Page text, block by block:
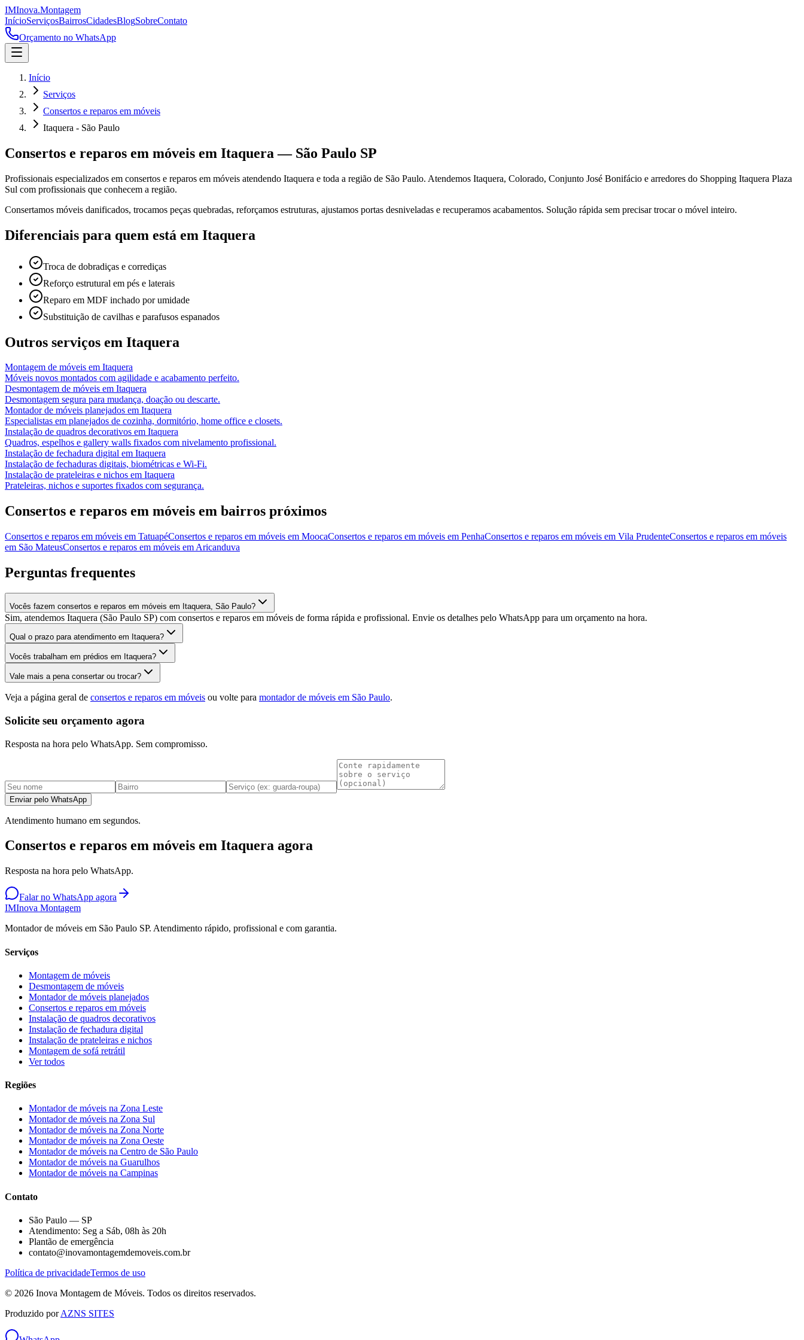
IMInova.Montagem
InícioServiçosBairrosCidadesBlogSobreContato
Orçamento no WhatsApp
Início
Serviços
Consertos e reparos em móveis
Itaquera - São Paulo
Consertos e reparos em móveis em Itaquera — São Paulo SP
Profissionais especializados em consertos e reparos em móveis atendendo Itaquera e toda a região de São Paulo. Atendemos Itaquera, Colorado, Conjunto José Bonifácio e arredores do Shopping Itaquera Plaza
Sul com profissionais que conhecem a região.
Consertamos móveis danificados, trocamos peças quebradas, reforçamos estruturas, ajustamos portas desniveladas e recuperamos acabamentos. Solução rápida sem precisar trocar o móvel inteiro.
Diferenciais para quem está em Itaquera
Troca de dobradiças e corrediças
Reforço estrutural em pés e laterais
Reparo em MDF inchado por umidade
Substituição de cavilhas e parafusos espanados
Outros serviços em Itaquera
Montagem de móveis em Itaquera
Móveis novos montados com agilidade e acabamento perfeito.
Desmontagem de móveis em Itaquera
Desmontagem segura para mudança, doação ou descarte.
Montador de móveis planejados em Itaquera
Especialistas em planejados de cozinha, dormitório, home office e closets.
Instalação de quadros decorativos em Itaquera
Quadros, espelhos e gallery walls fixados com nivelamento profissional.
Instalação de fechadura digital em Itaquera
Instalação de fechaduras digitais, biométricas e Wi-Fi.
Instalação de prateleiras e nichos em Itaquera
Prateleiras, nichos e suportes fixados com segurança.
Consertos e reparos em móveis em bairros próximos
Consertos e reparos em móveis em TatuapéConsertos e reparos em móveis em MoocaConsertos e reparos em móveis em PenhaConsertos e reparos em móveis em Vila PrudenteConsertos e reparos em móveis
em São MateusConsertos e reparos em móveis em Aricanduva
Perguntas frequentes
Vocês fazem consertos e reparos em móveis em Itaquera, São Paulo?
Sim, atendemos Itaquera (São Paulo SP) com consertos e reparos em móveis de forma rápida e profissional. Envie os detalhes pelo WhatsApp para um orçamento na hora.
Qual o prazo para atendimento em Itaquera?
Vocês trabalham em prédios em Itaquera?
Vale mais a pena consertar ou trocar?
Veja a página geral de consertos e reparos em móveis ou volte para montador de móveis em São Paulo.
Solicite seu orçamento agora
Resposta na hora pelo WhatsApp. Sem compromisso.
Enviar pelo WhatsApp
Atendimento humano em segundos.
Consertos e reparos em móveis em Itaquera agora
Resposta na hora pelo WhatsApp.
Falar no WhatsApp agora
IMInova Montagem
Montador de móveis em São Paulo SP. Atendimento rápido, profissional e com garantia.
Serviços
Montagem de móveis
Desmontagem de móveis
Montador de móveis planejados
Consertos e reparos em móveis
Instalação de quadros decorativos
Instalação de fechadura digital
Instalação de prateleiras e nichos
Montagem de sofá retrátil
Ver todos
Regiões
Montador de móveis na Zona Leste
Montador de móveis na Zona Sul
Montador de móveis na Zona Norte
Montador de móveis na Zona Oeste
Montador de móveis na Centro de São Paulo
Montador de móveis na Guarulhos
Montador de móveis na Campinas
Contato
São Paulo — SP
Atendimento: Seg a Sáb, 08h às 20h
Plantão de emergência
contato@inovamontagemdemoveis.com.br
Política de privacidadeTermos de uso
© 2026 Inova Montagem de Móveis. Todos os direitos reservados.
Produzido porAZNS SITES